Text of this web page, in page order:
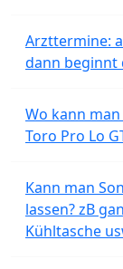
Arzttermine:
dann beginnt
Wo kann
Toro Pro Lo
Kann man
lassen? zB
Kühltasche